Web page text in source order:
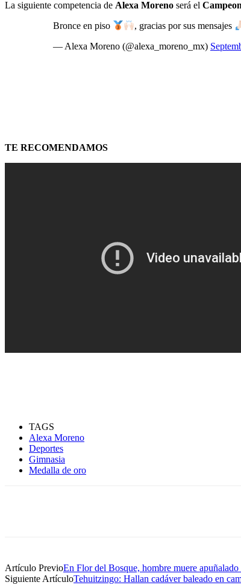
La siguiente competencia de Alexa Moreno será el
Bronce en piso , gracias por sus mensajes
— Alexa Moreno (@alexa_moreno_mx)
TE RECOMENDAMOS
TAGS
Alexa Moreno
Deportes
Gimnasia
Medalla de oro
Artículo PrevioEn Flor del Bosque, hombre muere apuñalado
Siguiente ArtículoTehuitzingo: Hallan cadáver baleado en